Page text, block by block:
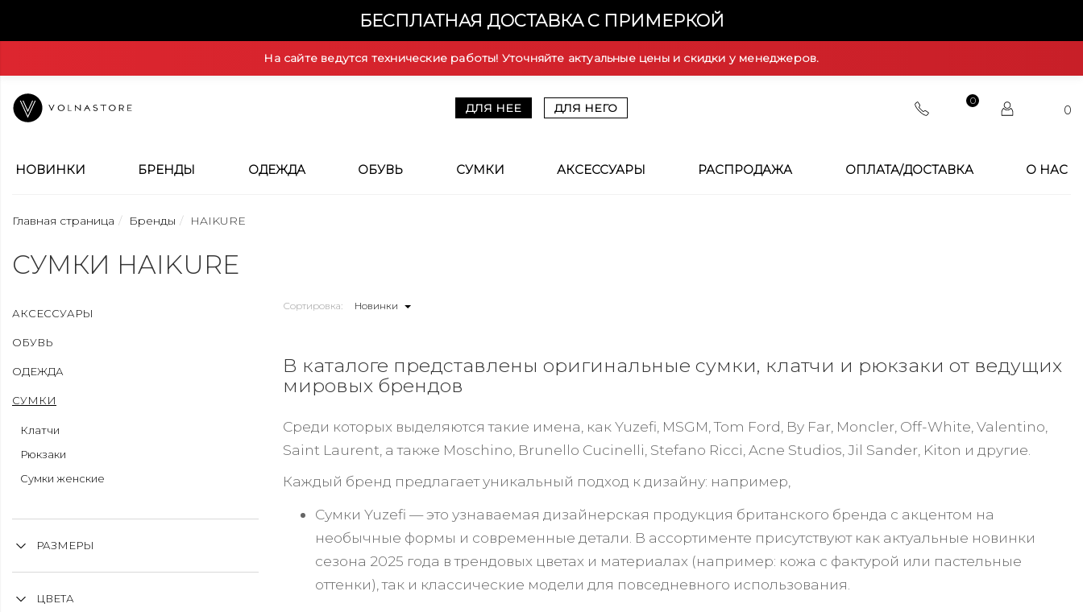
БЕСПЛАТНАЯ ДОСТАВКА С ПРИМЕРКОЙ
На сайте ведутся технические работы! Уточняйте актуальные цены и скидки у менеджеров.
ДЛЯ НЕЕ ДЛЯ НЕГО
0
0
НОВИНКИ БРЕНДЫ ОДЕЖДА ОБУВЬ СУМКИ АКСЕССУАРЫ РАСПРОДАЖА ОПЛАТА/ДОСТАВКА О НАС
Главная страница Бренды HAIKURE
СУМКИ HAIKURE
АКСЕССУАРЫ
ОБУВЬ
ОДЕЖДА
СУМКИ
Клатчи
Рюкзаки
Сумки женские
РАЗМЕРЫ
ЦВЕТА
Сортировка: Новинки
В каталоге представлены оригинальные сумки, клатчи и рюкзаки от ведущих
мировых брендов
Среди которых выделяются такие имена, как Yuzefi, MSGM, Tom Ford, By Far, Moncler, Off-White, Valentino,
Saint Laurent, а также Moschino, Brunello Cucinelli, Stefano Ricci, Acne Studios, Jil Sander, Kiton и другие.
Каждый бренд предлагает уникальный подход к дизайну: например,
Сумки Yuzefi — это узнаваемая дизайнерская продукция британского бренда с акцентом на
необычные формы и современные детали. В ассортименте присутствуют как актуальные новинки
сезона 2025 года в трендовых цветах и материалах (например: кожа с фактурой или пастельные
оттенки), так и классические модели для повседневного использования.